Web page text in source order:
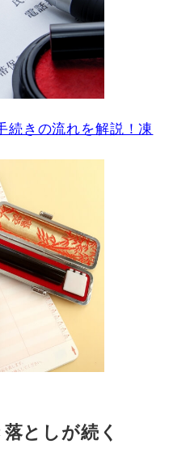
続きの流れを解説！凍
としが続く